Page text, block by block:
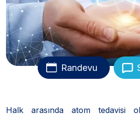
Randevu
Halk arasında atom tedavisi